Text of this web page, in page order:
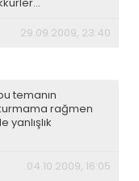
29.09.2009, 23:40
temanın
rağmen
04.10.2009, 16:05